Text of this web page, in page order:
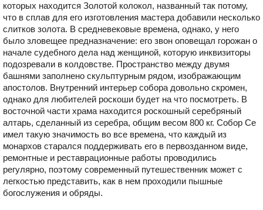
которых находится Золотой колокол, названный так потому,
что в сплав для его изготовления мастера добавили несколько
слитков золота. В средневековые времена, однако, у него
было зловещее предназначение: его звон оповещал горожан о
начале судебного дела над женщиной, которую инквизиторы
подозревали в колдовстве. Пространство между двумя
башнями заполнено скульптурным рядом, изображающим
апостолов. Внутренний интерьер собора довольно скромен,
однако для любителей роскоши будет на что посмотреть. В
восточной части храма находится роскошный серебряный
алтарь, сделанный из серебра, общим весом 800 кг. Собор Се
имел такую значимость во все времена, что каждый из
монархов старался поддерживать его в первозданном виде,
ремонтные и реставрационные работы проводились
регулярно, поэтому современный путешественник может с
легкостью представить, как в нем проходили пышные
богослужения и обряды.